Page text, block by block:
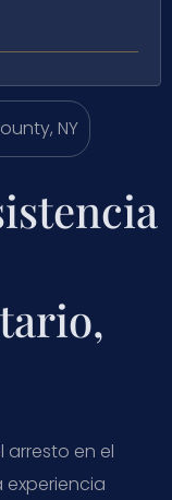
arresto en el